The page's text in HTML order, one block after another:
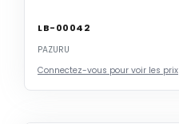
LB-00042
PAZURU
Connectez-vous pour voir les prix